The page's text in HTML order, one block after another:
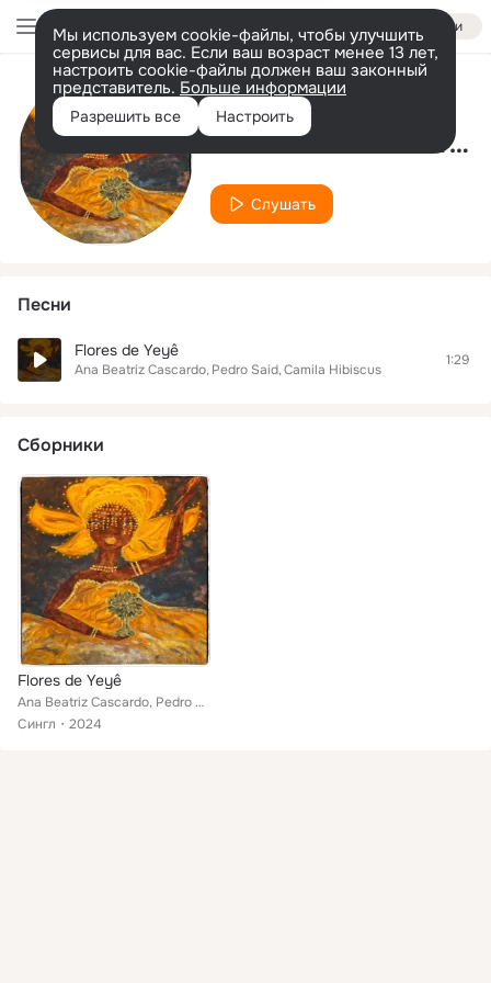
Войти
Мы используем cookie-файлы, чтобы улучшить
сервисы для вас. Если ваш возраст менее 13 лет,
настроить cookie-файлы должен ваш законный
представитель. Больше информации
Разрешить все Настроить
Исполнитель
Ana Beatriz Cascardo
Слушать
Песни
Flores de Yeyê
Ana Beatriz Cascardo Pedro Said Camila Hibiscus
1:29
Сборники
Flores de Yeyê
Ana Beatriz Cascardo, Pedro Said, Camila Hibiscus
Сингл
2024